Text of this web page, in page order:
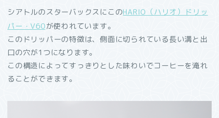
シアトルのスターバックスにこのHARIO（ハリオ）ドリッ
パー・V60が使われています。
このドリッパーの特徴は、側面に切られている長い溝と出
口の穴が1つになります。
この構造によってすっきりとした味わいでコーヒーを淹れ
ることができます。